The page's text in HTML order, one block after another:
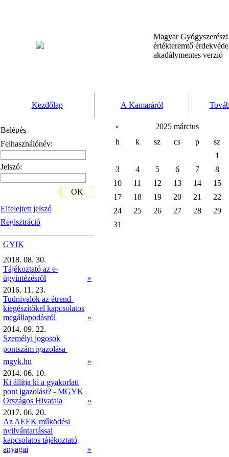
Magyar
értékteremtő
akadálymentes verzió
Kezdőlap A Kamaráról
Belépés
Felhasználónév:
Jelszó:
Elfelejtett jelszó
Regisztráció
OK
GYIK
2018. 08. 30.
Tájékoztató az e-
ügyintézésről
»
2016. 11. 23.
Tudnivalók az étrend-
kiegészítőkel kapcsolatos
megállapodásról
»
2014. 09. 22.
Személyi jogosok
pontszám igazolása 
mgyk.hu
»
2014. 06. 10.
Ki állítja ki a gyakorlati
pont igazolást? - MGYK
Országos Hivatala
»
2017. 06. 20.
Az AEEK működési
nyilvántartással
kapcsolatos tájékoztató
anyagai
»
«
2025 március
h
k sz cs p
sz
1
3
4 5 6 7
8
10
11 12 13 14
15
17
18 19 20 21
22
24
25 26 27 28
29
31